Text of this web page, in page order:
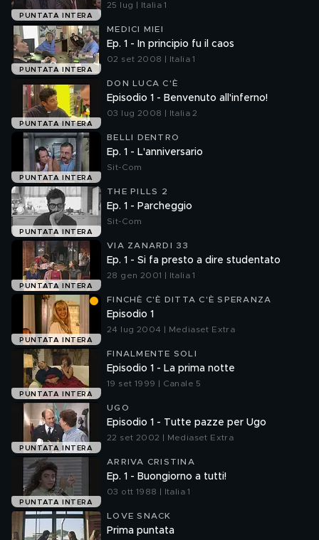
PUNTATA INTERA
25 lug | Italia 1
PUNTATA INTERA
MEDICI MIEI
Ep. 1 - In principio fu il caos
02 set 2008 | Italia 1
PUNTATA INTERA
DON LUCA C'È
Episodio 1 - Benvenuto all'inferno!
03 lug 2008 | Italia 2
PUNTATA INTERA
BELLI DENTRO
Ep. 1 - L'anniversario
Sit-Com
PUNTATA INTERA
THE PILLS 2
Ep. 1 - Parcheggio
Sit-Com
PUNTATA INTERA
VIA ZANARDI 33
Ep. 1 - Si fa presto a dire studentato
28 gen 2001 | Italia 1
PUNTATA INTERA
FINCHÈ C'È DITTA C'È SPERANZA
Episodio 1
24 lug 2004 | Mediaset Extra
PUNTATA INTERA
FINALMENTE SOLI
Episodio 1 - La prima notte
19 set 1999 | Canale 5
PUNTATA INTERA
UGO
Episodio 1 - Tutte pazze per Ugo
22 set 2002 | Mediaset Extra
PUNTATA INTERA
ARRIVA CRISTINA
Ep. 1 - Buongiorno a tutti!
03 ott 1988 | Italia 1
LOVE SNACK
Prima puntata